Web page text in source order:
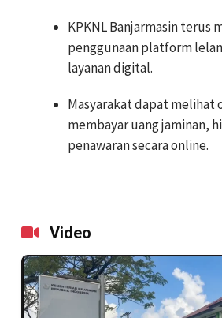
KPKNL Banjarmasin terus
penggunaan platform
layanan digital.
Masyarakat dapat melihat
membayar uang jaminan,
penawaran secara online.
Video